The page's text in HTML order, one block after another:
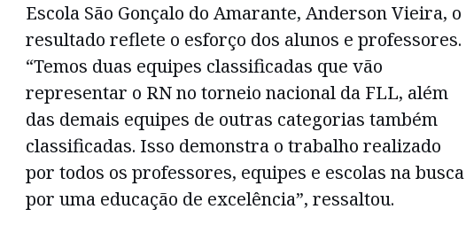
Escola São Gonçalo do Amarante, Anderson Vieira, o
resultado reflete o esforço dos alunos e professores.
“Temos duas equipes classificadas que vão
representar o RN no torneio nacional da FLL, além
das demais equipes de outras categorias também
classificadas. Isso demonstra o trabalho realizado
por todos os professores, equipes e escolas na busca
por uma educação de excelência”, ressaltou.